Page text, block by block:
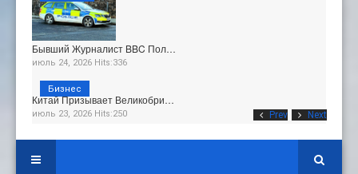
Prev Next
Бывший Журналист BBC Пол…
июль 24, 2026 Hits:336
Китай Призывает Великобри…
июль 23, 2026 Hits:250
Бизнес